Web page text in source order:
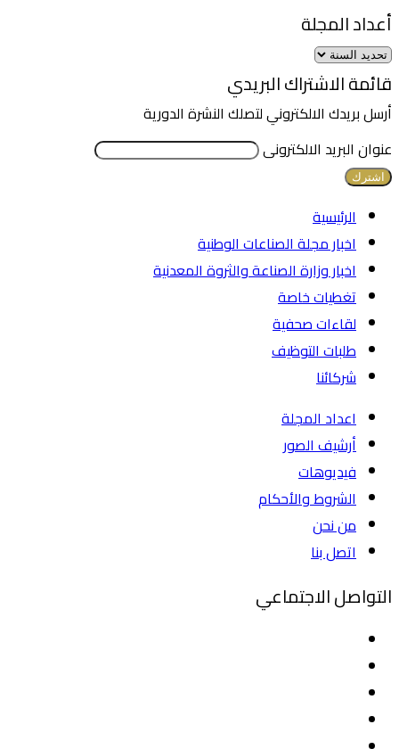
أعداد المجلة
قائمة الاشتراك البريدي
أرسل بريدك الالكتروني لتصلك النشرة الدورية
عنوان البريد الالكترونى
الرئيسية
اخبار مجلة الصناعات الوطنية
اخبار وزارة الصناعة والثروة المعدنية
تغطيات خاصة
لقاءات صحفية
طلبات التوظيف
شركائنا
اعداد المجلة
أرشيف الصور
فيديوهات
الشروط والأحكام
من نحن
اتصل بنا
التواصل الاجتماعي